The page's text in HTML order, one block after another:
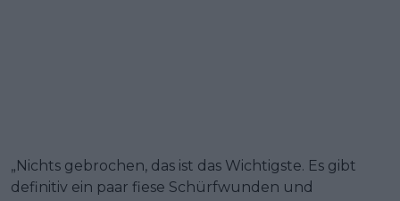
„Nichts gebrochen, das ist das Wichtigste. Es gibt
definitiv ein paar fiese Schürfwunden und